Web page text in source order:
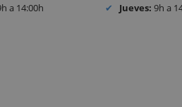
a 14:00h
Jueves: 9h a